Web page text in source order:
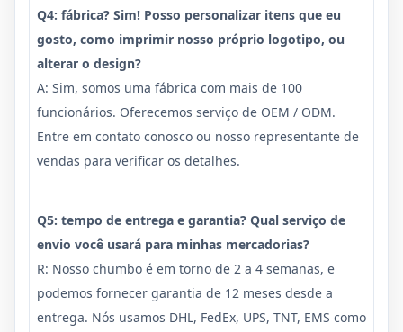
Q4: fábrica? Sim! Posso personalizar itens que eu
gosto, como imprimir nosso próprio logotipo, ou
alterar o design?
A: Sim, somos uma fábrica com mais de 100
funcionários. Oferecemos serviço de OEM / ODM.
Entre em contato conosco ou nosso representante de
vendas para verificar os detalhes.
Q5: tempo de entrega e garantia? Qual serviço de
envio você usará para minhas mercadorias?
R: Nosso chumbo é em torno de 2 a 4 semanas, e
podemos fornecer garantia de 12 meses desde a
entrega. Nós usamos DHL, FedEx, UPS, TNT, EMS como